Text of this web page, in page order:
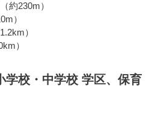
約230m）
）
）
）
学校・中学校 学区、保育